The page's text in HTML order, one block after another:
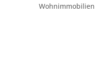
Wohnimmobilien